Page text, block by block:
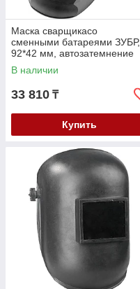
Маска сварщикасо
сменными батареями ЗУБР,
92*42 мм, автозатемнение
(11070)
В наличии
33 810 ₸
Купить